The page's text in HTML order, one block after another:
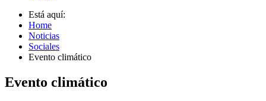
Está aquí:
Home
Noticias
Sociales
Evento climático
Evento climático